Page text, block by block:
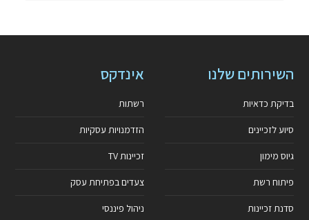
השירותים שלנו
בדיקת כדאיות
סיוע לזכיינים
גיוס מימון
פיתוח רשת
סדנת זכיינות
אינדקס
רשתות
הזדמנויות עסקיות
זכיינות TV
צעדים בפתיחת עסק
ניהול פיננסי